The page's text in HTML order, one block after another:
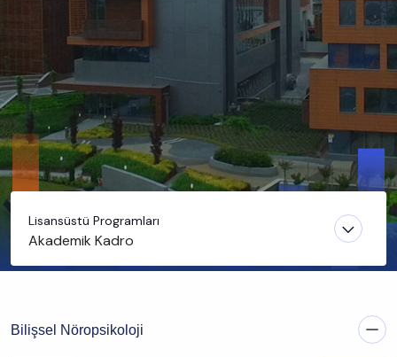
Lisansüstü Programları
Akademik Kadro
Bilişsel Nöropsikoloji